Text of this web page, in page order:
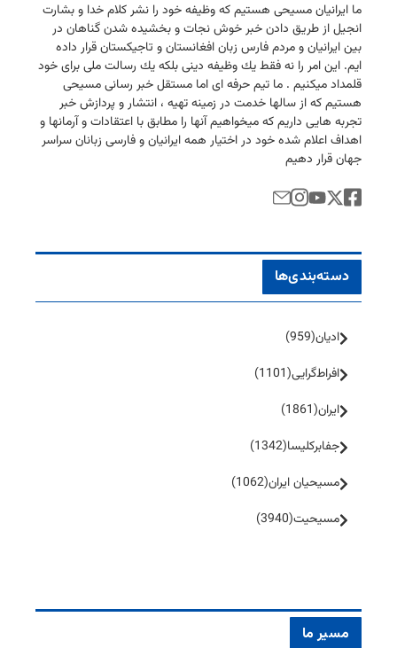
ما ایرانیان مسیحی هستیم كه وظیفه خود را نشر كلام خدا و بشارت
انجیل از طریق دادن خبر خوش نجات و بخشیده شدن گناهان در
بین ایرانیان و مردم فارس زبان افغانستان و تاجیكستان قرار داده
ایم. این امر را نه فقط یك وظیفه دینی بلكه یك رسالت ملی برای خود
قلمداد میكنیم . ما تیم حرفه ای اما مستقل خبر رسانی مسیحی
هستیم كه از سالها خدمت در زمینه تهیه ، انتشار و پردازش خبر
تجربه هایی داریم كه میخواهیم آنها را مطابق با اعتقادات و آرمانها و
اهداف اعلام شده خود در اختیار همه ایرانیان و فارسی زبانان سراسر
جهان قرار دهیم
دسته‌بندی‌ها
ادیان(959)
افراط‌گرایی(1101)
ایران(1861)
جفا‌بر‌کلیسا(1342)
مسیحیان ایران(1062)
مسیحیت(3940)
مسیر ما